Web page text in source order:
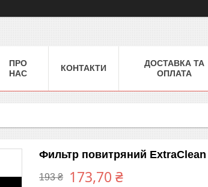
ПРО
НАС
КОНТАКТИ
ДОСТАВКА ТА
ОПЛАТА
Фильтр повитряний ExtraClean
193 ₴ 173,70 ₴